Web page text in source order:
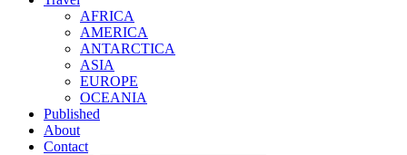
AFRICA
AMERICA
ANTARCTICA
ASIA
EUROPE
OCEANIA
Published
About
Contact